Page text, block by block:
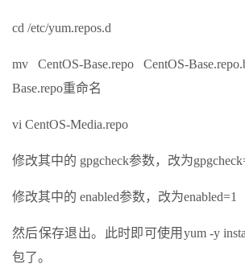
cd /etc/yum.repos.d
mv CentOS-Base.repo CentOS-
Base.repo重命名
vi CentOS-Media.repo
修改其中的 gpgcheck参数，改为
修改其中的 enabled参数，改为enabled=1
然后保存退出。此时即可使用yum -y
包了。